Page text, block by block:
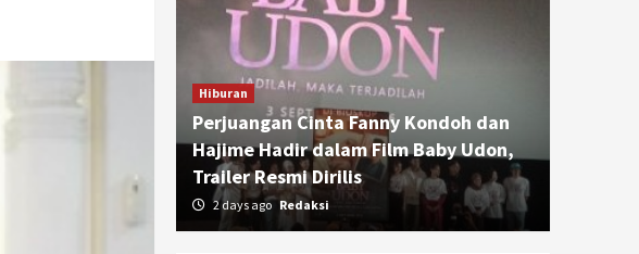
Hiburan
Perjuangan Cinta Fanny Kondoh dan
Hajime Hadir dalam Film Baby Udon,
Trailer Resmi Dirilis
2 days ago Redaksi